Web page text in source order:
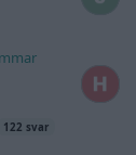
122 svar